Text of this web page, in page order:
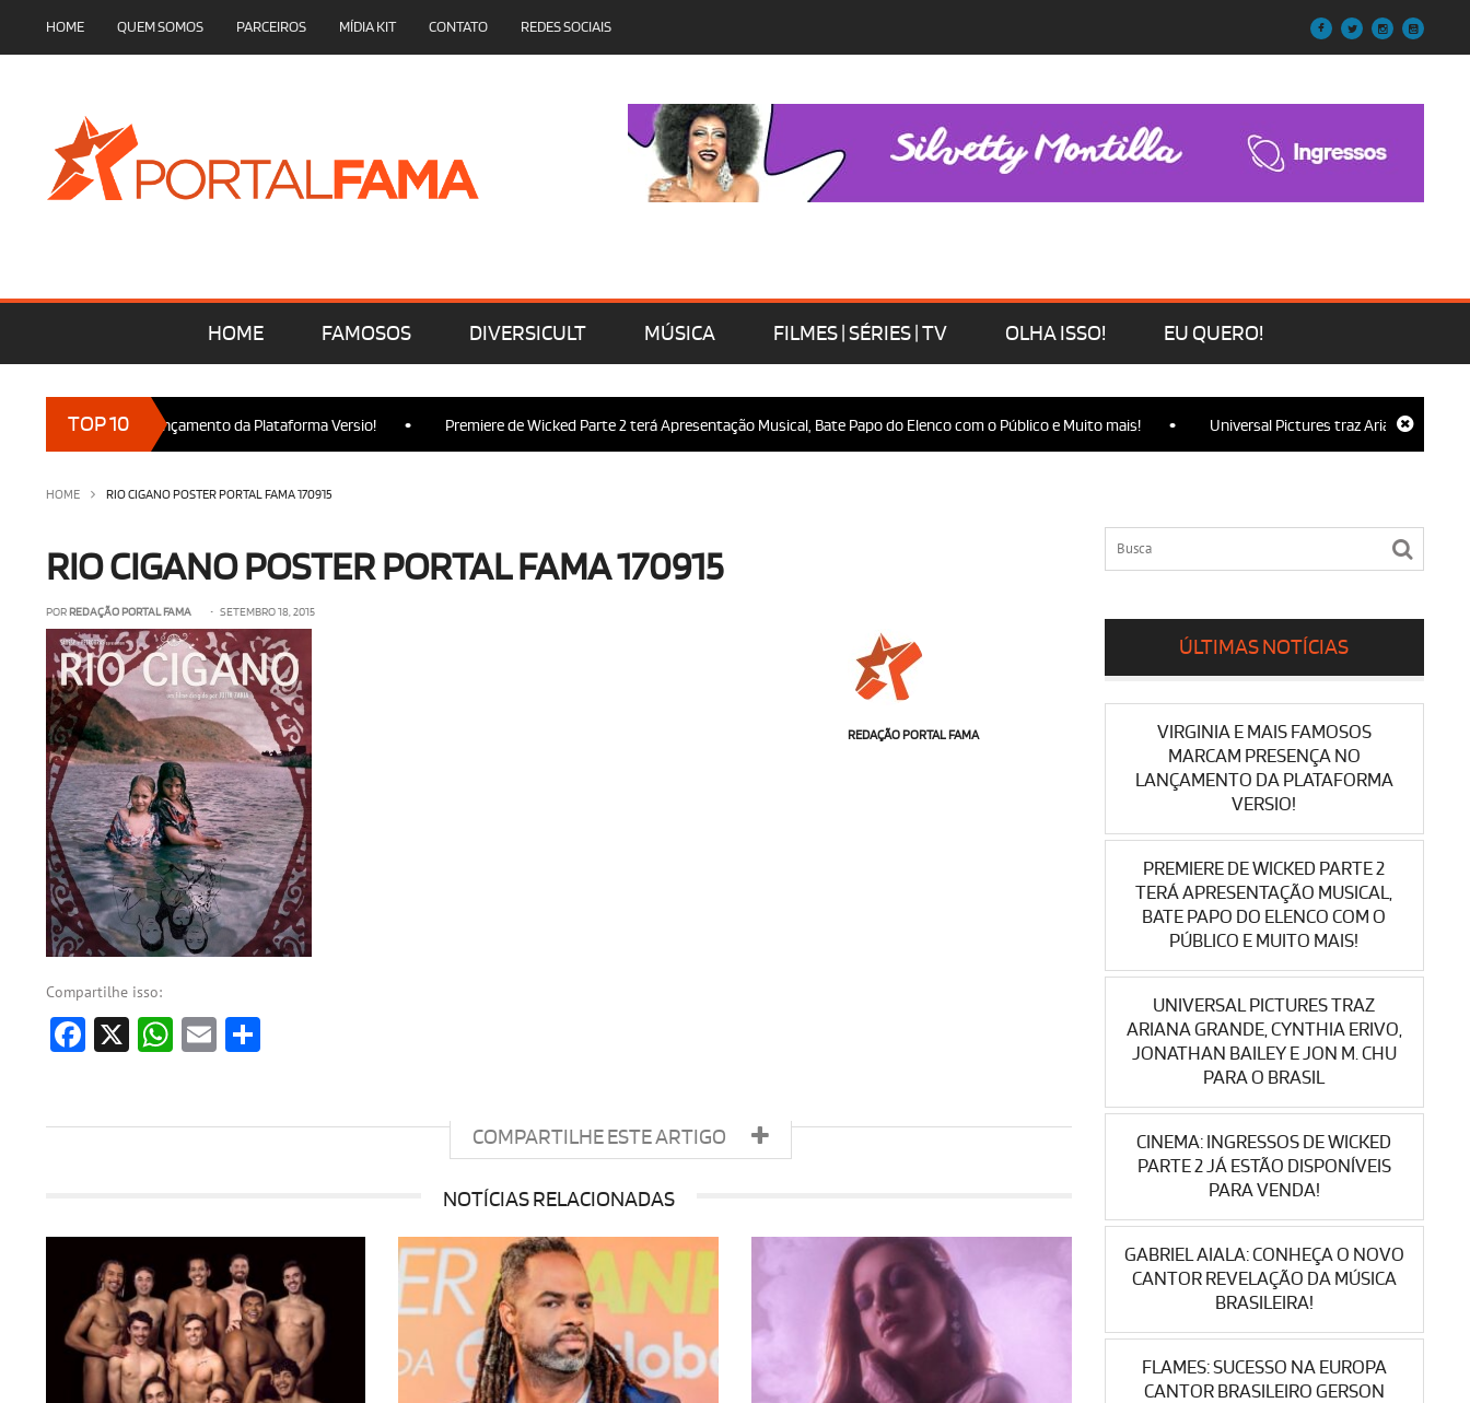
HOME QUEM SOMOS PARCEIROS MÍDIA KIT CONTATO REDES SOCIAIS
HOME FAMOSOS DIVERSICULT MÚSICA FILMES | SÉRIES | TV OLHA ISSO! EU QUERO!
TOP 10
presença no Lançamento da Plataforma Versio! • Premiere de Wicked Parte 2 terá Apresentação Musical, Bate Papo do Elenco com o Público e Muito mais! • Universal Pictures traz Ariana Grande,
HOME RIO CIGANO POSTER PORTAL FAMA 170915
RIO CIGANO POSTER PORTAL FAMA 170915
POR REDAÇÃO PORTAL FAMA • SETEMBRO 18, 2015
REDAÇÃO PORTAL FAMA
Compartilhe isso:
Facebook
X WhatsApp
Email
COMPARTILHE ESTE ARTIGO
NOTÍCIAS RELACIONADAS
ÚLTIMAS NOTÍCIAS
VIRGINIA E MAIS FAMOSOS
MARCAM PRESENÇA NO
LANÇAMENTO DA PLATAFORMA
VERSIO!
PREMIERE DE WICKED PARTE 2
TERÁ APRESENTAÇÃO MUSICAL,
BATE PAPO DO ELENCO COM O
PÚBLICO E MUITO MAIS!
UNIVERSAL PICTURES TRAZ
ARIANA GRANDE, CYNTHIA ERIVO,
JONATHAN BAILEY E JON M. CHU
PARA O BRASIL
CINEMA: INGRESSOS DE WICKED
PARTE 2 JÁ ESTÃO DISPONÍVEIS
PARA VENDA!
GABRIEL AIALA: CONHEÇA O NOVO
CANTOR REVELAÇÃO DA MÚSICA
BRASILEIRA!
FLAMES: SUCESSO NA EUROPA
CANTOR BRASILEIRO GERSON